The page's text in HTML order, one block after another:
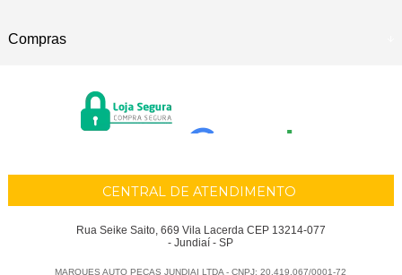
Compras
CENTRAL DE ATENDIMENTO
Rua Seike Saito, 669 Vila Lacerda CEP 13214-077
- Jundiaí - SP
MARQUES AUTO PECAS JUNDIAI LTDA - CNPJ: 20.419.067/0001-72